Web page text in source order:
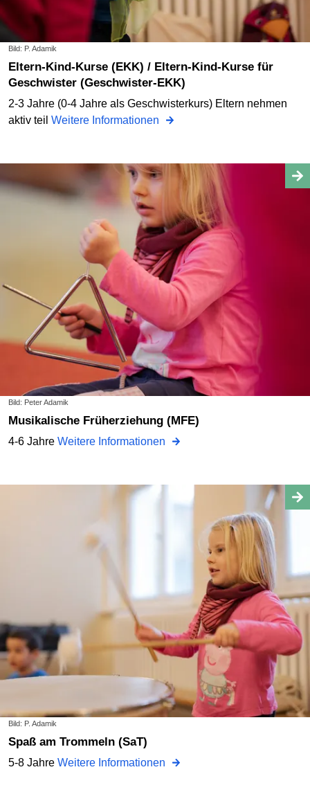
Bild: P. Adamik
Eltern-Kind-Kurse (EKK) / Eltern-Kind-Kurse für
Geschwister (Geschwister-EKK)
2-3 Jahre (0-4 Jahre als Geschwisterkurs) Eltern nehmen
aktiv teil Weitere Informationen
Bild: Peter Adamik
Musikalische Früherziehung (MFE)
4-6 Jahre Weitere Informationen
Bild: P. Adamik
Spaß am Trommeln (SaT)
5-8 Jahre Weitere Informationen